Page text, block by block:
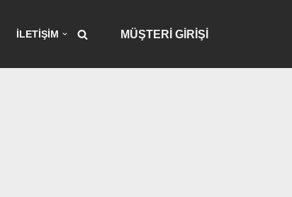
İLETİŞİM MÜŞTERİ GİRİŞİ